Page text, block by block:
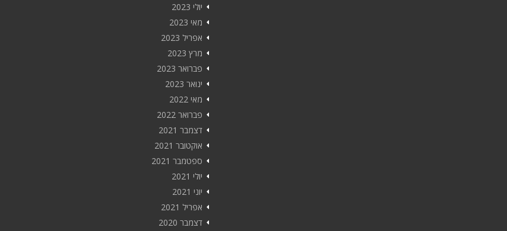
יולי 2023
מאי 2023
אפריל 2023
מרץ 2023
פברואר 2023
ינואר 2023
מאי 2022
פברואר 2022
דצמבר 2021
אוקטובר 2021
ספטמבר 2021
יולי 2021
יוני 2021
אפריל 2021
דצמבר 2020